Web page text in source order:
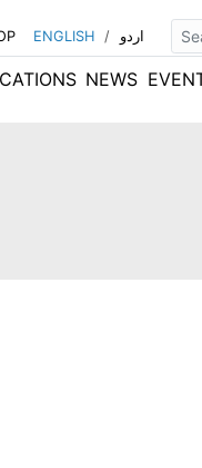
ENGLISH / اردو
NEWS